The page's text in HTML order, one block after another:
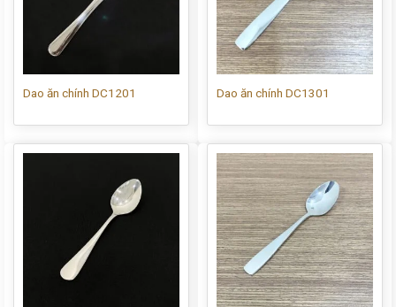
Dao ăn chính DC1201 Dao ăn chính DC1301